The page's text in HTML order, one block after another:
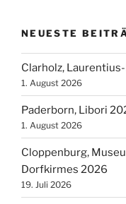
NEUESTE
Clarholz,
1. August 2026
Paderborn, Libori
1. August 2026
Cloppenburg,
Dorfkirmes 2026
19. Juli 2026